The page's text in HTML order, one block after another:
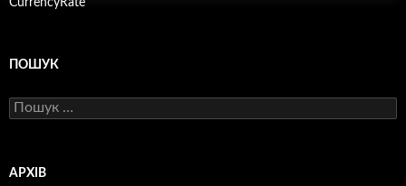
CurrencyRate
ПОШУК
Пошук:
АРХІВ